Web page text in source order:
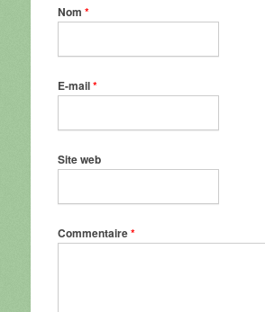
Nom *
E-mail*
Site web
Commentaire*